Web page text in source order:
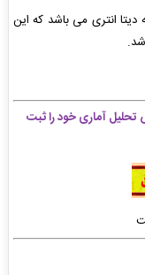
انتری می باشد که این
آماری خود را ثبت